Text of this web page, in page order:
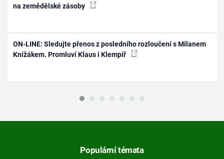
na zemědělské zásoby
ON-LINE: Sledujte přenos z posledního rozloučení s Milanem
Knížákem. Promluví Klaus i Klempíř
Populární témata